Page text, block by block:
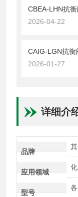
CBEA-LHN抗
2026-04-22
CAIG-LGN抗
2026-01-27
详细介
品牌
应用领域
型号